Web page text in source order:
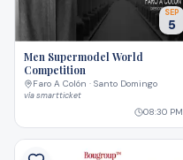
SEP
5
Men Supermodel World
Competition
Faro A Colón · Santo Domingo
víasmartticket
08:30 PM